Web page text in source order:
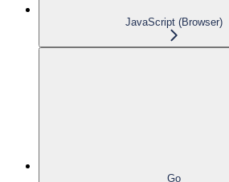
JavaScript (Browser)
Go